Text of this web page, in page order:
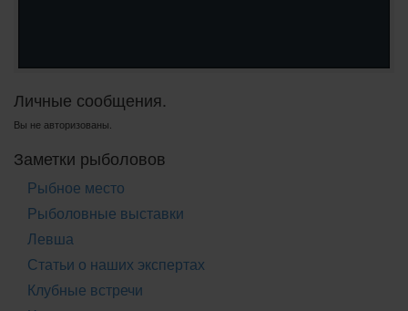
Личные сообщения.
Вы не авторизованы.
Заметки рыболовов
Рыбное место
Рыболовные выставки
Левша
Статьи о наших экспертах
Клубные встречи